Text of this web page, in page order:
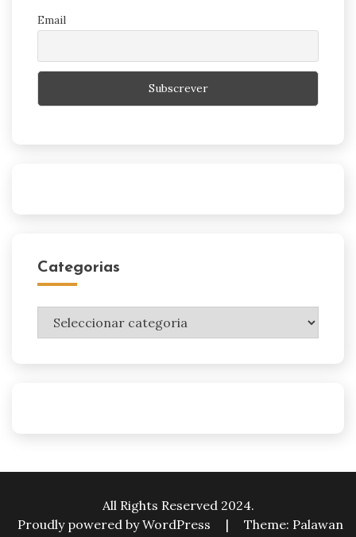
Email
Categorias
Categorias
All Rights Reserved 2024.
Proudly powered by WordPress
|
Theme: Palawan